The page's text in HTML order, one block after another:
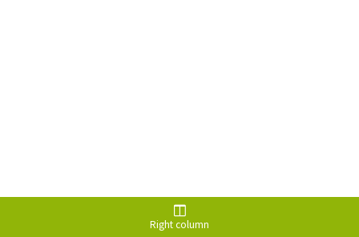
Right column